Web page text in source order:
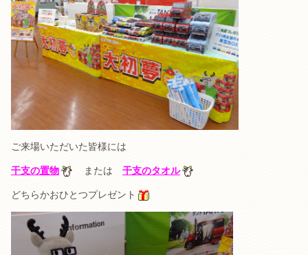
ご来場いただいた皆様には
干支の置物 または 干支のタオル
どちらかおひとつプレゼント